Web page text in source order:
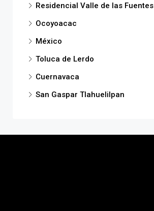
Residencial Valle de las Fuentes
Ocoyoacac
México
Toluca de Lerdo
Cuernavaca
San Gaspar Tlahuelilpan